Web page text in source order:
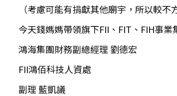
（考慮可能有捐獻其他廟宇，所以較不
今天錢媽媽帶領旗下FII、FIT、FIH事
鴻海集團財務副總經理 劉德宏
FII鴻佰科技人資處
副理 藍凱議